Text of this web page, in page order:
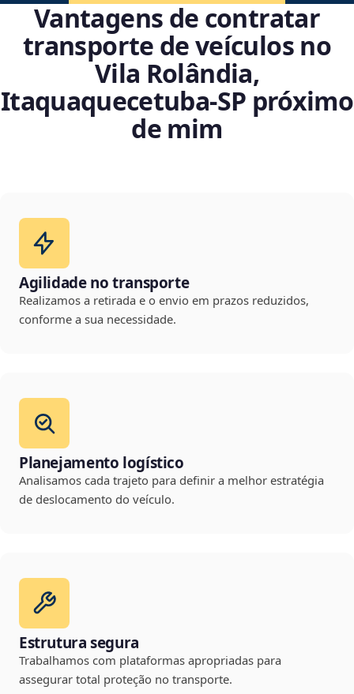
Vantagens de contratar
transporte de veículos no
Vila Rolândia,
Itaquaquecetuba‑SP próximo
de mim
Agilidade no transporte
Realizamos a retirada e o envio em prazos reduzidos,
conforme a sua necessidade.
Planejamento logístico
Analisamos cada trajeto para definir a melhor estratégia
de deslocamento do veículo.
Estrutura segura
Trabalhamos com plataformas apropriadas para
assegurar total proteção no transporte.